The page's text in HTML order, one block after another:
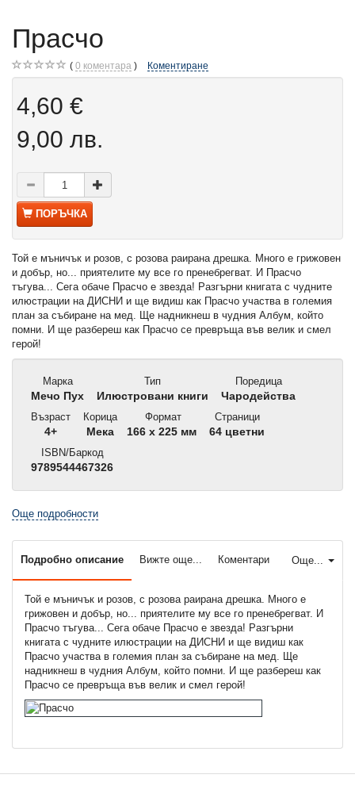
Прасчо
0 коментара Коментиране
4,60 €
9,00 лв.
ПОРЪЧКА
Той е мъничък и розов, с розова раирана дрешка. Много е грижовен
и добър, но... приятелите му все го пренебрегват. И Прасчо
тъгува... Сега обаче Прасчо е звезда! Разгърни книгата с чудните
илюстрации на ДИСНИ и ще видиш как Прасчо участва в големия
план за събиране на мед. Ще надникнеш в чудния Албум, който
помни. И ще разбереш как Прасчо се превръща във велик и смел
герой!
Марка
Мечо Пух
Тип
Илюстровани книги
Поредица
Чародейства
Възраст
4+
Корица
Мека
Формат
166 x 225 мм
Страници
64 цветни
ISBN/Баркод
9789544467326
Още подробности
Още...
Подробно описание Вижте още... Коментари
Той е мъничък и розов, с розова раирана дрешка. Много е
грижовен и добър, но... приятелите му все го пренебрегват. И
Прасчо тъгува... Сега обаче Прасчо е звезда! Разгърни
книгата с чудните илюстрации на ДИСНИ и ще видиш как
Прасчо участва в големия план за събиране на мед. Ще
надникнеш в чудния Албум, който помни. И ще разбереш как
Прасчо се превръща във велик и смел герой!